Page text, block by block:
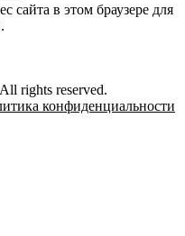
сайта в этом браузере для
rights reserved.
конфиденциальности